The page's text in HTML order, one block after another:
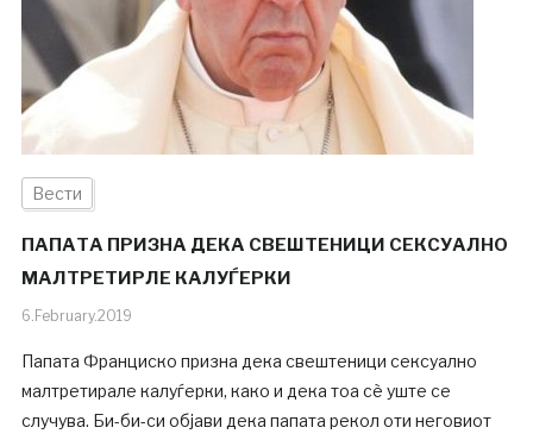
Вести
ПАПАТА ПРИЗНА ДЕКА СВЕШТЕНИЦИ СЕКСУАЛНО
МАЛТРЕТИРЛЕ КАЛУЃЕРКИ
6.February.2019
Папата Франциско призна дека свештеници сексуално
малтретирале калуѓерки, како и дека тоа сè уште се
случува. Би-би-си објави дека папата рекол оти неговиот